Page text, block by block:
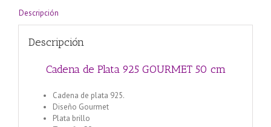
Descripción
Descripción
Cadena de Plata 925 GOURMET 50 cm
Cadena de plata 925.
Diseño Gourmet
Plata brillo